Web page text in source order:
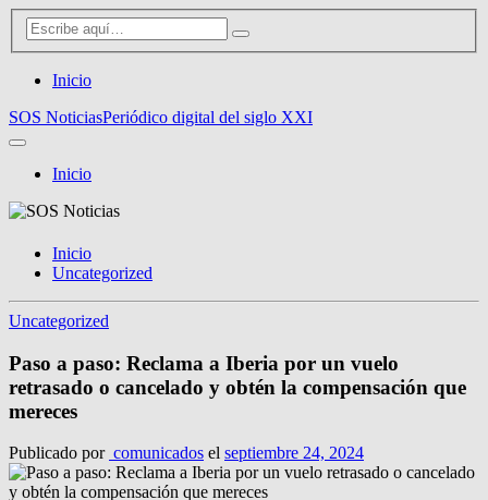
Inicio
SOS NoticiasPeriódico digital del siglo XXI
Inicio
Inicio
Uncategorized
Uncategorized
Paso a paso: Reclama a Iberia por un vuelo
retrasado o cancelado y obtén la compensación que
mereces
Publicado por comunicados el septiembre 24, 2024